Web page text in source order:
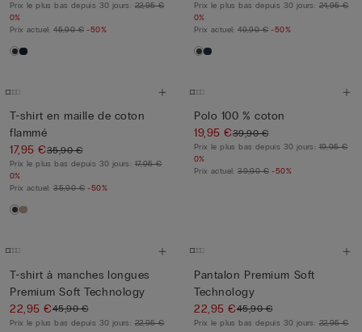
Prix le plus bas depuis 30 jours:22,95 €
0%
Prix actuel:45,90 € -50%
Prix le plus bas depuis 30 jours:24,95 €
0%
Prix actuel:49,90 € -50%
T-shirt en maille de coton
flammé
17,95 €35,90 €
Prix le plus bas depuis 30 jours:17,95 €
0%
Prix actuel:35,90 € -50%
Polo 100 % coton
19,95 €39,90 €
Prix le plus bas depuis 30 jours:19,95 €
0%
Prix actuel:39,90 € -50%
T-shirt à manches longues
Premium Soft Technology
22,95 €45,90 €
Prix le plus bas depuis 30 jours:22,95 €
Pantalon Premium Soft
Technology
22,95 €45,90 €
Prix le plus bas depuis 30 jours:22,95 €